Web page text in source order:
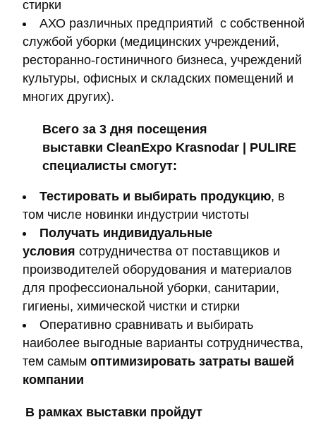
стирки
АХО различных предприятий с собственной
службой уборки (медицинских учреждений,
ресторанно-гостиничного бизнеса, учреждений
культуры, офисных и складских помещений и
многих других).
Всего за 3 дня посещения
выставки CleanExpo Krasnodar | PULIRE
специалисты смогут:
Тестировать и выбирать продукцию, в
том числе новинки индустрии чистоты
Получать индивидуальные
условия сотрудничества от поставщиков и
производителей оборудования и материалов
для профессиональной уборки, санитарии,
гигиены, химической чистки и стирки
Оперативно сравнивать и выбирать
наиболее выгодные варианты сотрудничества,
тем самым оптимизировать затраты вашей
компании
В рамках выставки пройдут